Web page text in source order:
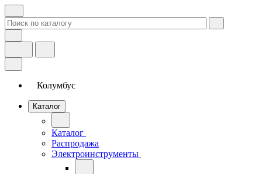
Колумбус
Каталог
Каталог
Распродажа
Электроинструменты